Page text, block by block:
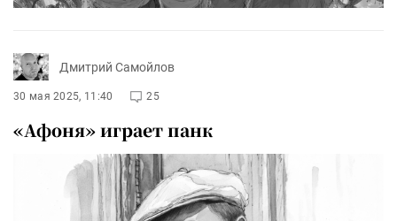
Дмитрий Самойлов
30 мая 2025, 11:40 25
«Афоня» играет панк